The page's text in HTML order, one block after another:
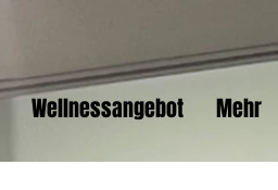
Wellnessangebot Mehr